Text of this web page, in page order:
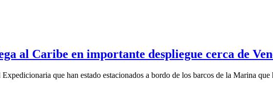
al Caribe en importante despliegue cerca de
que han estado estacionados a bordo de los barcos de la Marina que